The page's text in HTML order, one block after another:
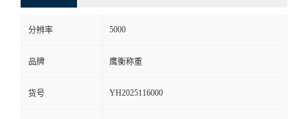
分辨率 5000
品牌 鹰衡称重
货号 YH2025116000